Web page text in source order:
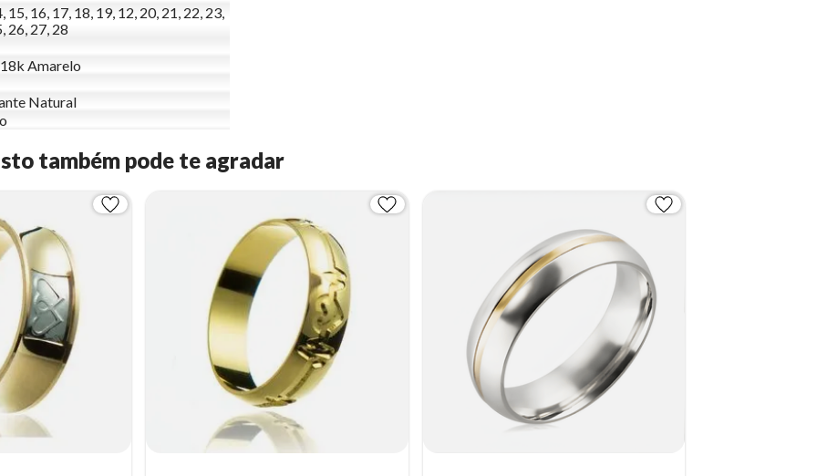
15, 16, 17, 18, 19, 12, 20, 21, 22, 23,
26, 27, 28
Amarelo
Natural
também pode te agradar